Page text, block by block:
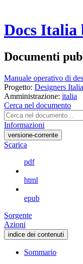
Docs Italia
Documenti
Manuale operativo di
Progetto: Designers Italia
Amministrazione: italia
Cerca nel documento
Informazioni
versione-corrente
Scarica
pdf
html
epub
Sorgente
Azioni
indice dei contenuti
Sommario